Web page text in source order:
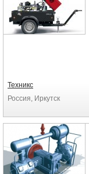
Техникс
Россия, Иркутск